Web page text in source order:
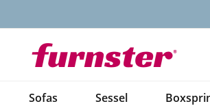
Sofas Sessel